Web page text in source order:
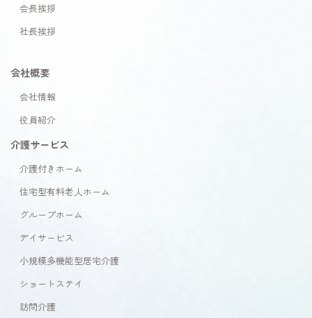
会長挨拶
社長挨拶
会社概要
会社情報
役員紹介
介護サービス
介護付きホーム
住宅型有料老人ホーム
グループホーム
デイサービス
小規模多機能型居宅介護
ショートステイ
訪問介護